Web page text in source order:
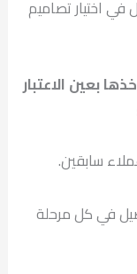
اختيار تصاميم
بعين الاعتبار
سابقين.
في كل مرحلة